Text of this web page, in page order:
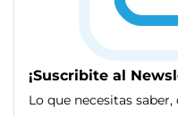
¡Suscribite al
Lo que necesitas